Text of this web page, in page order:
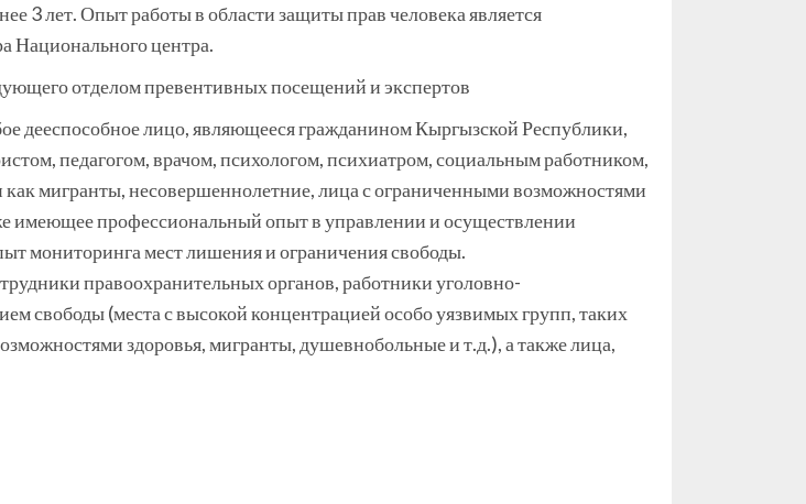
3 лет. Опыт работы в области защиты прав человека является
Национального центра.
отделом превентивных посещений и экспертов
дееспособное лицо, являющееся гражданином Кыргызской Республики,
педагогом, врачом, психологом, психиатром, социальным работником,
мигранты, несовершеннолетние, лица с ограниченными возможностями
имеющее профессиональный опыт в управлении и осуществлении
мониторинга мест лишения и ограничения свободы.
правоохранительных органов, работники уголовно-
свободы (места с высокой концентрацией особо уязвимых групп, таких
здоровья, мигранты, душевнобольные и т.д.), а также лица,